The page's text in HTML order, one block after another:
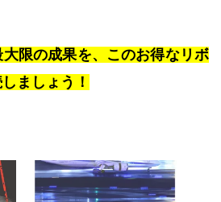
限の成果を、このお得なリボ
ましょう！